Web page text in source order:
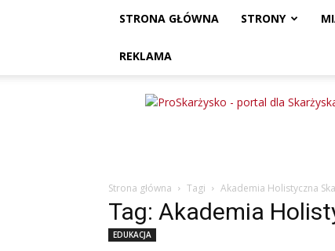
STRONA GŁÓWNA STRONY
REKLAMA
ProSkarżysko
Strona główna Tagi Akademia Holistyczna
Tag: Akademia
EDUKACJA